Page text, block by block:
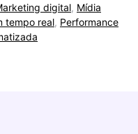
digital, Mídia
tempo real, Performance